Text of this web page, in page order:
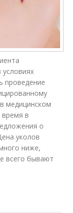
проведение
медицинском
время в
о
уколов
ниже,
всего бывают